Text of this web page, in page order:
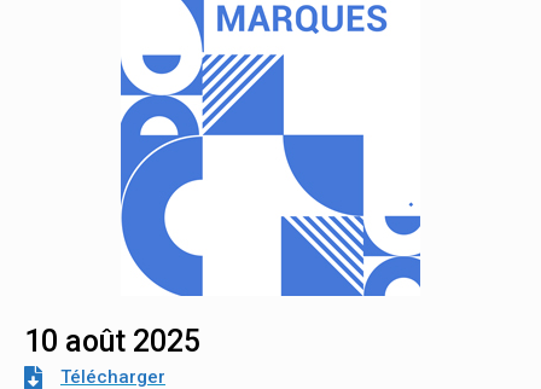
10 août 2025
Télécharger